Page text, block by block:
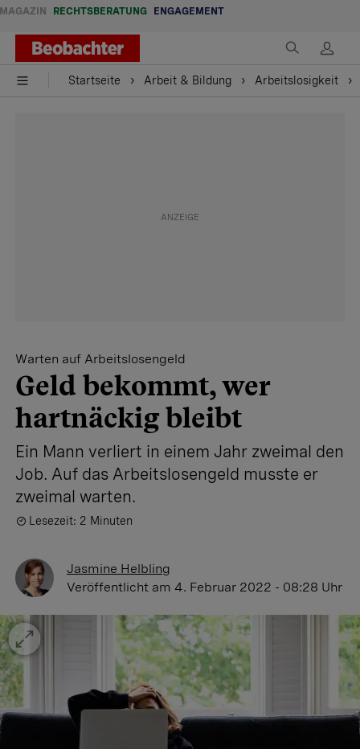
MAGAZIN RECHTSBERATUNG ENGAGEMENT
Startseite Arbeit & Bildung Arbeitslosigkeit
Warten auf Arbeitslosengeld
Geld bekommt, wer
hartnäckig bleibt
Ein Mann verliert in einem Jahr zweimal den
Job. Auf das Arbeitslosengeld musste er
zweimal warten.
Lesezeit: 2 Minuten
Jasmine Helbling
Veröffentlicht am 4. Februar 2022 - 08:28 Uhr